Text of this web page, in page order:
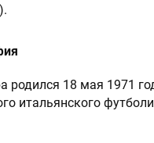
родился 18 мая 1971
итальянского